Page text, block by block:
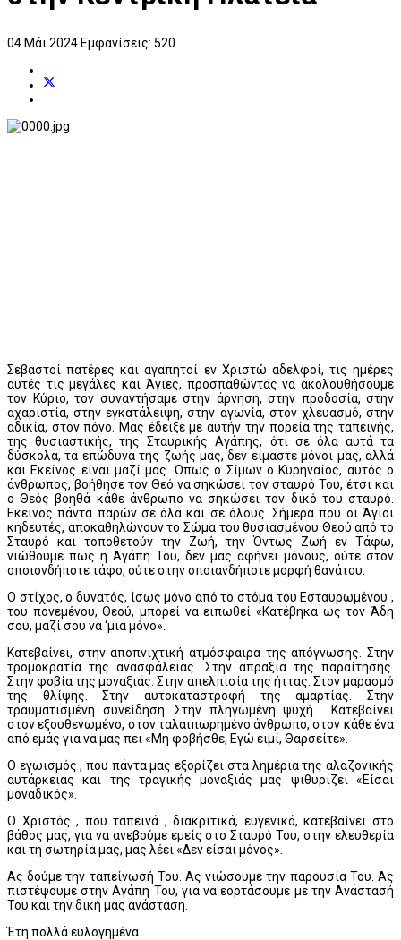
04 Μάι 2024 Εμφανίσεις: 520
Σεβαστοί πατέρες και αγαπητοί εν Χριστώ αδελφοί, τις ημέρες
αυτές τις μεγάλες και Άγιες, προσπαθώντας να ακολουθήσουμε
τον Κύριο, τον συναντήσαμε στην άρνηση, στην προδοσία, στην
αχαριστία, στην εγκατάλειψη, στην αγωνία, στον χλευασμό, στην
αδικία, στον πόνο. Μας έδειξε με αυτήν την πορεία της ταπεινής,
της θυσιαστικής, της Σταυρικής Αγάπης, ότι σε όλα αυτά τα
δύσκολα, τα επώδυνα της ζωής μας, δεν είμαστε μόνοι μας, αλλά
και Εκείνος είναι μαζί μας. Όπως ο Σίμων ο Κυρηναίος, αυτός ο
άνθρωπος, βοήθησε τον Θεό να σηκώσει τον σταυρό Του, έτσι και
ο Θεός βοηθά κάθε άνθρωπο να σηκώσει τον δικό του σταυρό.
Εκείνος πάντα παρών σε όλα και σε όλους. Σήμερα που οι Άγιοι
κηδευτές, αποκαθηλώνουν το Σώμα του θυσιασμένου Θεού από το
Σταυρό και τοποθετούν την Ζωή, την Όντως Ζωή εν Τάφω,
νιώθουμε πως η Αγάπη Του, δεν μας αφήνει μόνους, ούτε στον
οποιονδήποτε τάφο, ούτε στην οποιανδήποτε μορφή θανάτου.
Ο στίχος, ο δυνατός, ίσως μόνο από το στόμα του Εσταυρωμένου ,
του πονεμένου, Θεού, μπορεί να ειπωθεί «Κατέβηκα ως τον Άδη
σου, μαζί σου να ‘μια μόνο».
Κατεβαίνει, στην αποπνιχτική ατμόσφαιρα της απόγνωσης. Στην
τρομοκρατία της ανασφάλειας. Στην απραξία της παραίτησης.
Στην φοβία της μοναξιάς. Στην απελπισία της ήττας. Στον μαρασμό
της θλίψης. Στην αυτοκαταστροφή της αμαρτίας. Στην
τραυματισμένη συνείδηση. Στην πληγωμένη ψυχή. Κατεβαίνει
στον εξουθενωμένο, στον ταλαιπωρημένο άνθρωπο, στον κάθε ένα
από εμάς για να μας πει «Μη φοβήσθε, Εγώ ειμί, Θαρσείτε».
Ο εγωισμός , που πάντα μας εξορίζει στα λημέρια της αλαζονικής
αυτάρκειας και της τραγικής μοναξιάς μας ψιθυρίζει «Είσαι
μοναδικός».
Ο Χριστός , που ταπεινά , διακριτικά, ευγενικά, κατεβαίνει στο
βάθος μας, για να ανεβούμε εμείς στο Σταυρό Του, στην ελευθερία
και τη σωτηρία μας, μας λέει «Δεν είσαι μόνος».
Ας δούμε την ταπείνωσή Του. Ας νιώσουμε την παρουσία Του. Ας
πιστέψουμε στην Αγάπη Του, για να εορτάσουμε με την Ανάστασή
Του και την δική μας ανάσταση.
Έτη πολλά ευλογημένα.